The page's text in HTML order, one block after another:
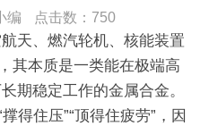
编 点击数： 750
、燃汽轮机、核能装置
其本质是一类能在极端高
期稳定工作的金属合金。
得住压”“顶得住疲劳”，因